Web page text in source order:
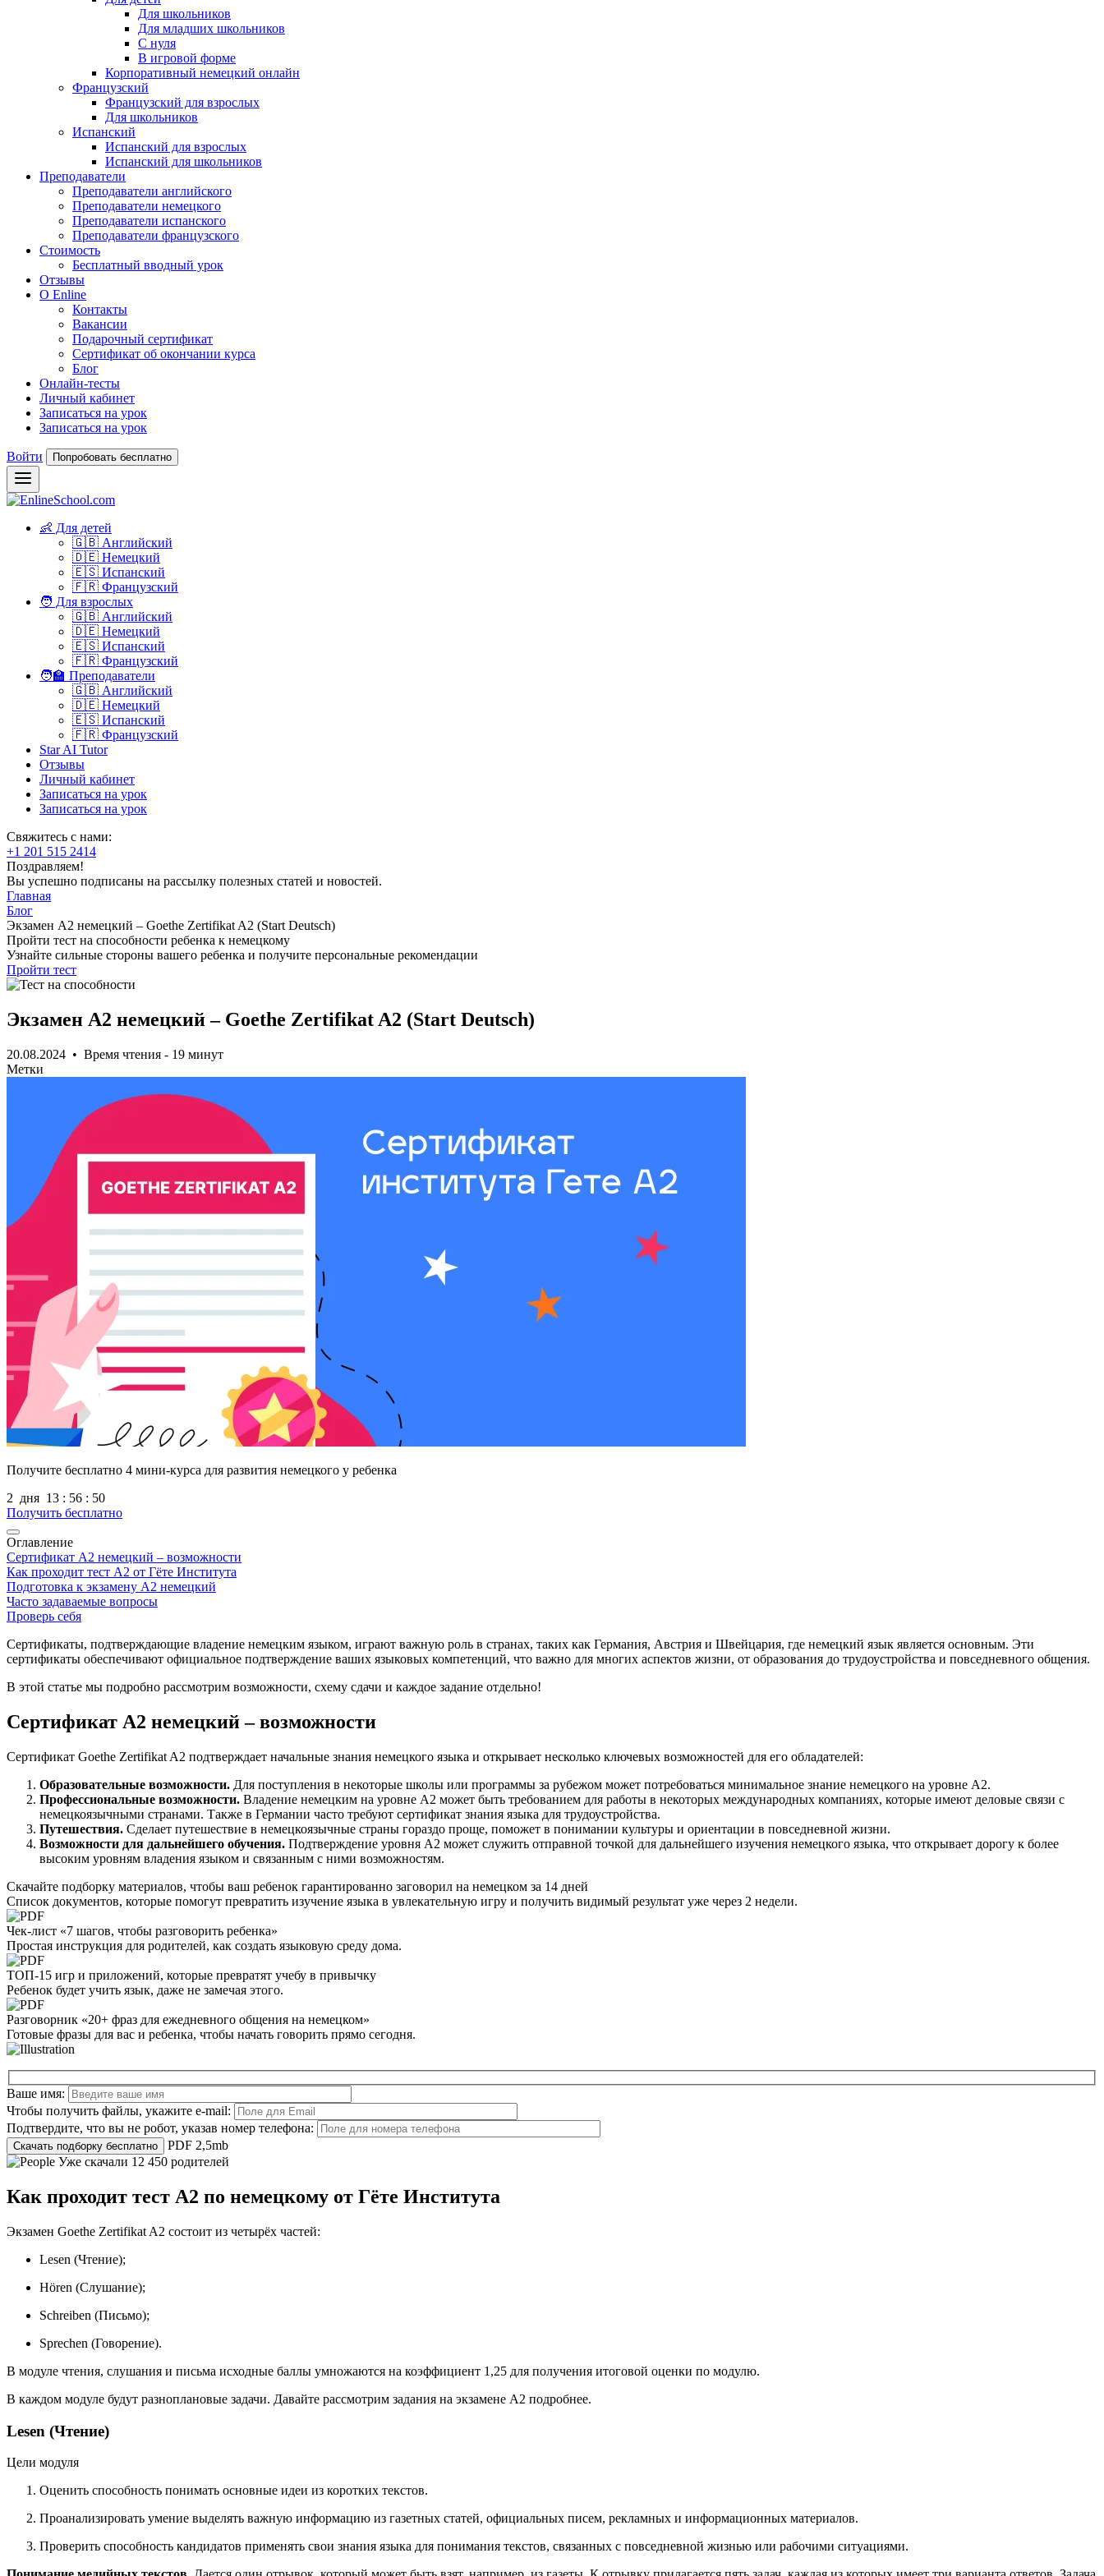
Для школьников
Для младших школьников
С нуля
В игровой форме
Корпоративный немецкий онлайн
Французский
Французский для взрослых
Для школьников
Испанский
Испанский для взрослых
Испанский для школьников
Преподаватели
Преподаватели английского
Преподаватели немецкого
Преподаватели испанского
Преподаватели французского
Стоимость
Бесплатный вводный урок
Отзывы
О Enline
Контакты
Вакансии
Подарочный сертификат
Сертификат об окончании курса
Блог
Онлайн-тесты
Личный кабинет
Записаться на урок
Записаться на урок
Войти Попробовать бесплатно
👶 Для детей
🇬🇧 Английский
🇩🇪 Немецкий
🇪🇸 Испанский
🇫🇷 Французский
🧑 Для взрослых
🇬🇧 Английский
🇩🇪 Немецкий
🇪🇸 Испанский
🇫🇷 Французский
🧑‍🏫 Преподаватели
🇬🇧 Английский
🇩🇪 Немецкий
🇪🇸 Испанский
🇫🇷 Французский
Star AI Tutor
Отзывы
Личный кабинет
Записаться на урок
Записаться на урок
Свяжитесь с нами:
+1 201 515 2414
Поздравляем!
Вы успешно подписаны на рассылку полезных статей и новостей.
Главная
Блог
Экзамен А2 немецкий – Goethe Zertifikat A2 (Start Deutsch)
Пройти тест на способности ребенка к немецкому
Узнайте сильные стороны вашего ребенка и получите персональные рекомендации
Пройти тест
Экзамен А2 немецкий – Goethe Zertifikat A2 (Start Deutsch)
20.08.2024 • Время чтения - 19 минут
Метки
Получите бесплатно 4 мини-курса для развития немецкого у ребенка
2 дня 13 : 56 : 49
Получить бесплатно
Оглавление
Сертификат А2 немецкий – возможности
Как проходит тест А2 от Гёте Института
Подготовка к экзамену А2 немецкий
Часто задаваемые вопросы
Проверь себя
Сертификаты, подтверждающие владение немецким языком, играют важную роль в странах, таких как Германия, Австрия и Швейцария, где немецкий язык является основным. Эти
сертификаты обеспечивают официальное подтверждение ваших языковых компетенций, что важно для многих аспектов жизни, от образования до трудоустройства и повседневного общения.
В этой статье мы подробно рассмотрим возможности, схему сдачи и каждое задание отдельно!
Сертификат А2 немецкий – возможности
Сертификат Goethe Zertifikat A2 подтверждает начальные знания немецкого языка и открывает несколько ключевых возможностей для его обладателей:
Образовательные возможности. Для поступления в некоторые школы или программы за рубежом может потребоваться минимальное знание немецкого на уровне A2.
Профессиональные возможности. Владение немецким на уровне A2 может быть требованием для работы в некоторых международных компаниях, которые имеют деловые связи с
немецкоязычными странами. Также в Германии часто требуют сертификат знания языка для трудоустройства.
Путешествия. Сделает путешествие в немецкоязычные страны гораздо проще, поможет в понимании культуры и ориентации в повседневной жизни.
Возможности для дальнейшего обучения. Подтверждение уровня A2 может служить отправной точкой для дальнейшего изучения немецкого языка, что открывает дорогу к более
высоким уровням владения языком и связанным с ними возможностям.
Скачайте подборку материалов, чтобы ваш ребенок гарантированно заговорил на немецком за 14 дней
Список документов, которые помогут превратить изучение языка в увлекательную игру и получить видимый результат уже через 2 недели.
Чек-лист «7 шагов, чтобы разговорить ребенка»
Простая инструкция для родителей, как создать языковую среду дома.
ТОП-15 игр и приложений, которые превратят учебу в привычку
Ребенок будет учить язык, даже не замечая этого.
Разговорник «20+ фраз для ежедневного общения на немецком»
Готовые фразы для вас и ребенка, чтобы начать говорить прямо сегодня.
Ваше имя:
Чтобы получить файлы, укажите e-mail:
Подтвердите, что вы не робот, указав номер телефона:
PDF 2,5mb
Уже скачали 12 450 родителей
Как проходит тест А2 по немецкому от Гёте Института
Экзамен Goethe Zertifikat A2 состоит из четырёх частей:
Lesen (Чтение);
Hören (Слушание);
Schreiben (Письмо);
Sprechen (Говорение).
В модуле чтения, слушания и письма исходные баллы умножаются на коэффициент 1,25 для получения итоговой оценки по модулю.
В каждом модуле будут разноплановые задачи. Давайте рассмотрим задания на экзамене А2 подробнее.
Lesen (Чтение)
Цели модуля
Оценить способность понимать основные идеи из коротких текстов.
Проанализировать умение выделять важную информацию из газетных статей, официальных писем, рекламных и информационных материалов.
Проверить способность кандидатов применять свои знания языка для понимания текстов, связанных с повседневной жизнью или рабочими ситуациями.